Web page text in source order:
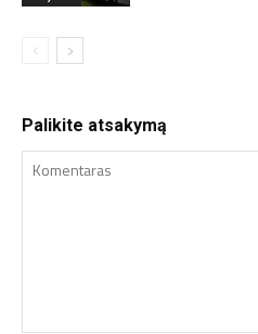
Palikite atsakymą